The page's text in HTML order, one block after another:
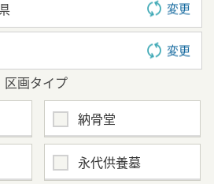
変更
変更
区画タイプ
納骨堂
永代供養墓